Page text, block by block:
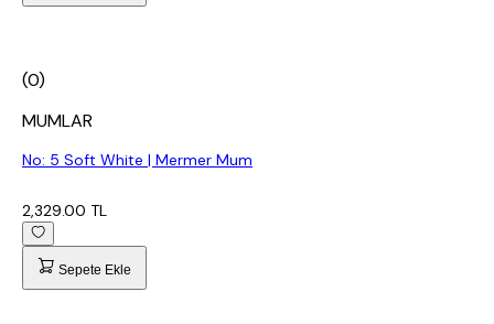
(0)
MUMLAR
No: 5 Soft White | Mermer Mum
2,329.00 TL
Sepete Ekle